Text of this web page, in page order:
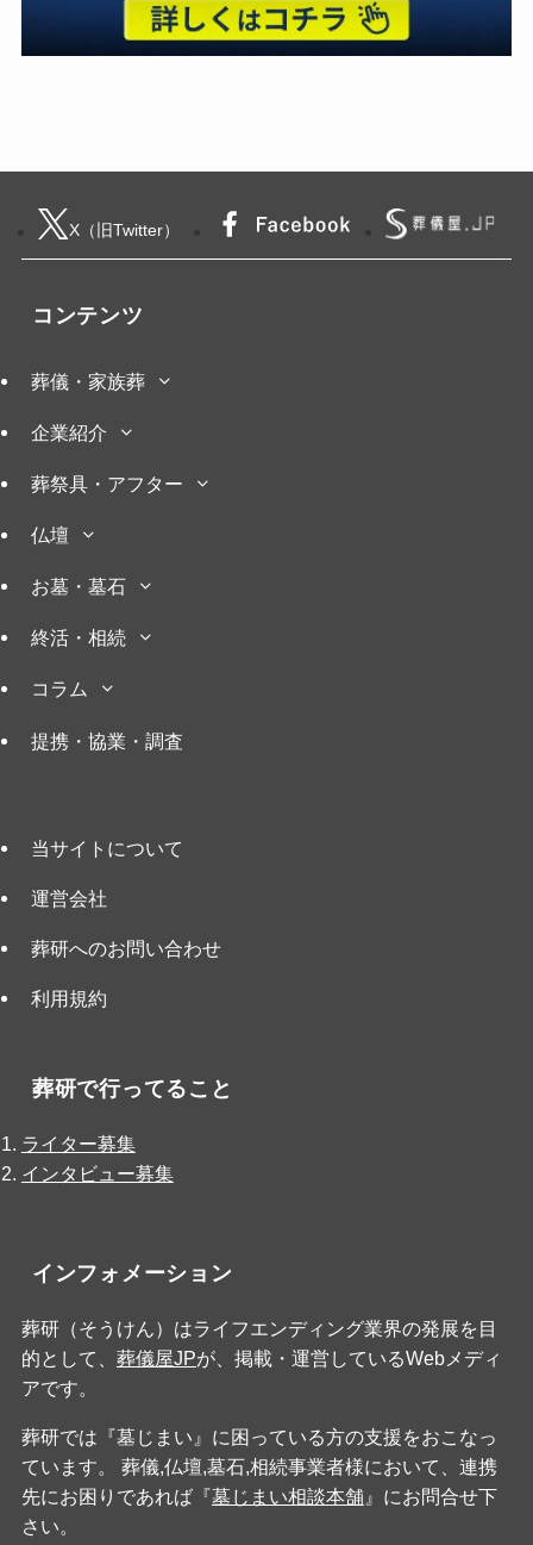
X（旧Twitter）
コンテンツ
葬儀・家族葬
企業紹介
葬祭具・アフター
仏壇
お墓・墓石
終活・相続
コラム
提携・協業・調査
当サイトについて
運営会社
葬研へのお問い合わせ
利用規約
葬研で行ってること
ライター募集
インタビュー募集
インフォメーション
葬研（そうけん）はライフエンディング業界の発展を目
的として、 葬儀屋JPが、掲載・運営しているWebメディ
アです。
葬研では『墓じまい』に困っている方の支援をおこなっ
ています。 葬儀,仏壇,墓石,相続事業者様において、連携
先にお困りであれば『墓じまい相談本舗』にお問合せ下
さい。